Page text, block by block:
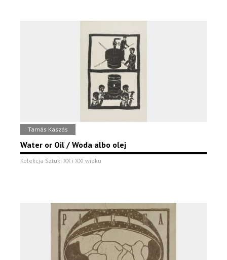
Tamás Kaszás
Water or Oil / Woda albo olej
Kolekcja Sztuki XX i XXI wieku